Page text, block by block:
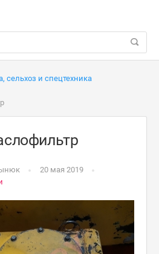
сельхоз и спецтехника
20 мая 2019